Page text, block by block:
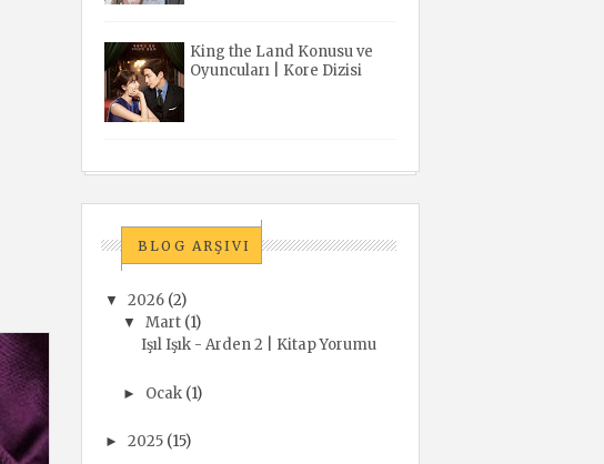
King the Land Konusu ve
Oyuncuları | Kore Dizisi
BLOG ARŞIVI
▼2026 (2)
▼ Mart (1)
Işıl Işık - Arden 2 | Kitap Yorumu
► Ocak (1)
►2025 (15)